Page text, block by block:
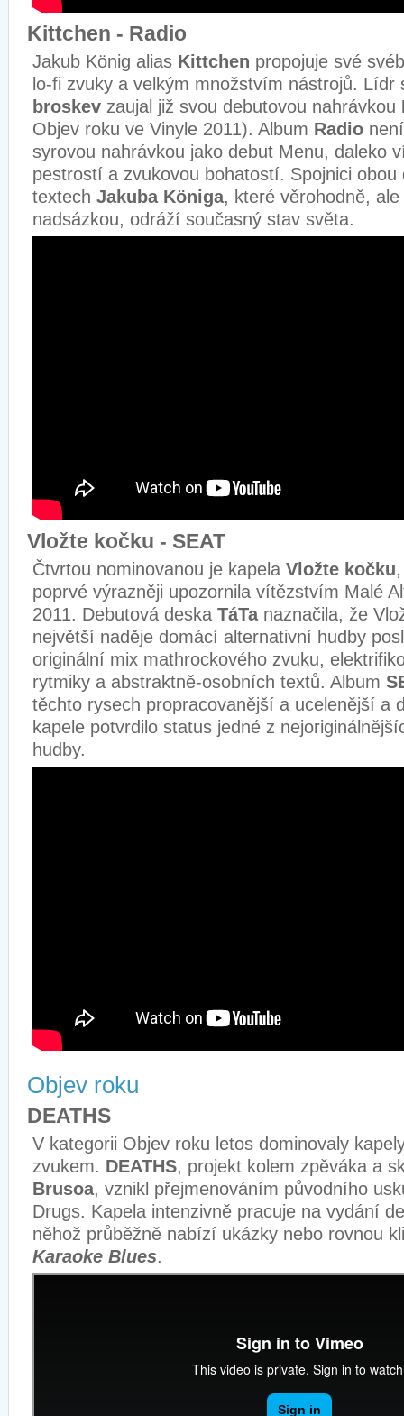
Kittchen - Radio
Jakub König alias Kittchen propojuje své
lo-fi zvuky a velkým množstvím nástrojů. Lídr
broskev zaujal již svou debutovou nahrávkou
Objev roku ve Vinyle 2011). Album Radio
syrovou nahrávkou jako debut Menu, daleko
pestrostí a zvukovou bohatostí. Spojnici obou
textech Jakuba Königa, které věrohodně,
nadsázkou, odráží současný stav světa.
Vložte kočku - SEAT
Čtvrtou nominovanou je kapela Vložte kočku
poprvé výrazněji upozornila vítězstvím Malé
2011. Debutová deska TáTanaznačila, že
největší naděje domácí alternativní hudby
originální mix mathrockového zvuku,
rytmiky a abstraktně-osobních textů. Album
těchto rysech propracovanější a ucelenější a
kapele potvrdilo status jedné z
hudby.
Objev roku
DEATHS
V kategorii Objev roku letos dominovaly
zvukem. DEATHS, projekt kolem zpěváka a
Brusoa, vznikl přejmenováním původního
Drugs. Kapela intenzivně pracuje na vydání
něhož průběžně nabízí ukázky nebo rovnou
Karaoke Blues.